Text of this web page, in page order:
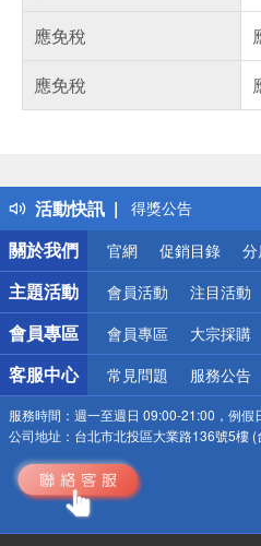
應免稅
應免稅
活動快訊
得獎公告
熱門話題
銀行優惠
偏遠地區配送
詐騙網頁！請小心
關於我們
官網 促銷目錄
主題活動 會員活動 注目活動
會員專區 會員專區 大宗採購
客服中心 常見問題 服務公告
服務時間： 週一至週日 09:00-21:00，例假
公司地址： 台北市北投區大業路136號5樓 (